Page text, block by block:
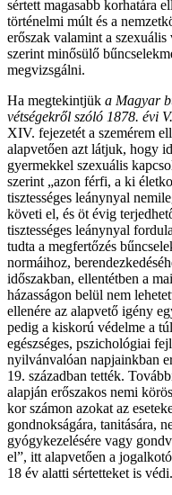
sértett magasabb korhatára
történelmi múlt és a
erőszak valamint a szexuális
szerint minősülő
megvizsgálni.
Ha megtekintjük a Magyar
vétségekről szóló 1878. évi
XIV. fejezetét a szemérem
alapvetően azt látjuk, hogy
gyermekkel szexuális
szerint „azon férfi, a ki
tisztességes leánynyal
követi el, és öt évig
tisztességes leánynyal
tudta a megfertőzés
normáihoz,
időszakban, ellentétben a
házasságon belül nem
ellenére az alapvető igény
pedig a kiskorú védelme a
egészséges, pszichológiai
nyilvánvalóan napjainkban
19. században tették.
alapján erőszakos nemi
kor számon azokat az
gondnokságára, tanitására,
gyógykezelésére vagy
el”, itt alapvetően a
18 év alatti sértetteket is védi.